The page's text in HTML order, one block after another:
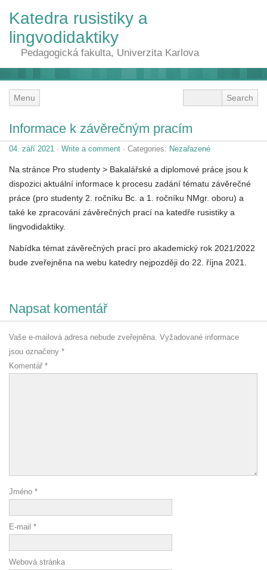
Katedra rusistiky a
lingvodidaktiky
Pedagogická fakulta, Univerzita Karlova
Menu
Informace k závěrečným pracím
04. září 2021 · Write a comment · Categories: Nezařazené
Na stránce Pro studenty > Bakalářské a diplomové práce jsou k
dispozici aktuální informace k procesu zadání tématu závěrečné
práce (pro studenty 2. ročníku Bc. a 1. ročníku NMgr. oboru) a
také ke zpracování závěrečných prací na katedře rusistiky a
lingvodidaktiky.
Nabídka témat závěrečných prací pro akademický rok 2021/2022
bude zveřejněna na webu katedry nejpozději do 22. října 2021.
Napsat komentář
Vaše e-mailová adresa nebude zveřejněna. Vyžadované informace
jsou označeny *
Komentář *
Jméno *
E-mail *
Webová stránka